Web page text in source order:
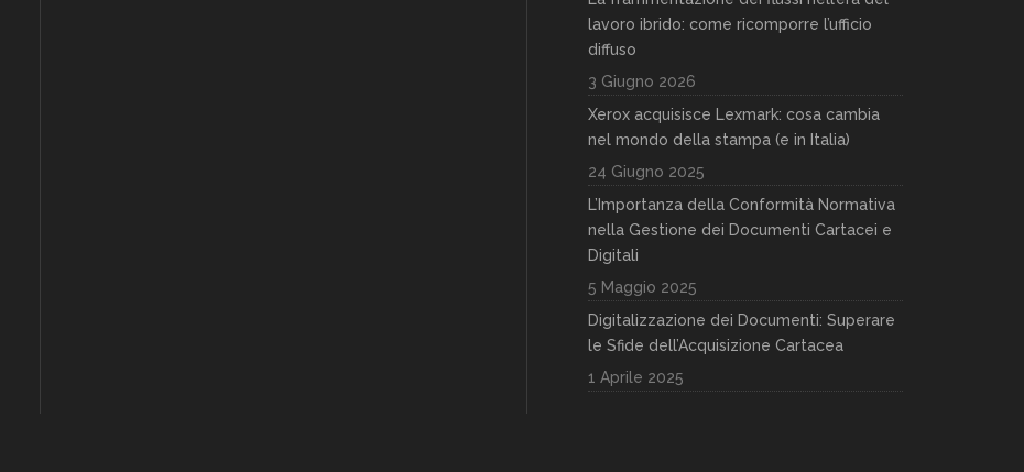
lavoro ibrido: come ricomporre l’ufficio
diffuso
3 Giugno 2026
Xerox acquisisce Lexmark: cosa cambia
nel mondo della stampa (e in Italia)
24 Giugno 2025
L’Importanza della Conformità Normativa
nella Gestione dei Documenti Cartacei e
Digitali
5 Maggio 2025
Digitalizzazione dei Documenti: Superare
le Sfide dell’Acquisizione Cartacea
1 Aprile 2025